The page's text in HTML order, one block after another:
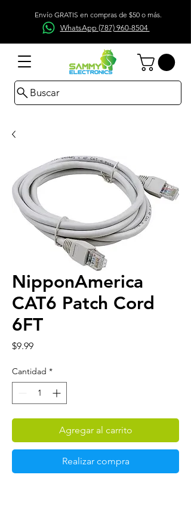
Envío GRATIS en compras de $50 o más.
WhatsApp (787) 960-8504
Buscar
NipponAmerica
CAT6 Patch Cord
6FT
$9.99Precio
Cantidad *
Agregar al carrito
Realizar compra